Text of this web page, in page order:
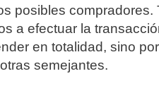
posibles
a efectuar la
en totalidad, sino
semejantes.